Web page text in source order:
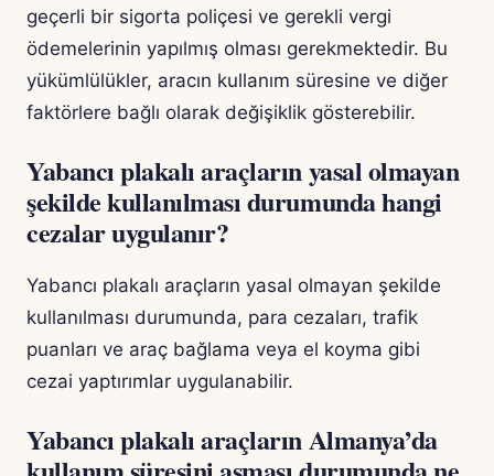
geçerli bir sigorta poliçesi ve gerekli vergi
ödemelerinin yapılmış olması gerekmektedir. Bu
yükümlülükler, aracın kullanım süresine ve diğer
faktörlere bağlı olarak değişiklik gösterebilir.
Yabancı plakalı araçların yasal olmayan
şekilde kullanılması durumunda hangi
cezalar uygulanır?
Yabancı plakalı araçların yasal olmayan şekilde
kullanılması durumunda, para cezaları, trafik
puanları ve araç bağlama veya el koyma gibi
cezai yaptırımlar uygulanabilir.
Yabancı plakalı araçların Almanya’da